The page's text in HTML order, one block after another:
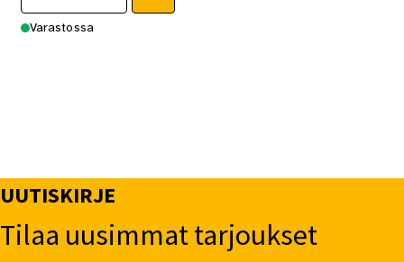
Varastossa
UUTISKIRJE
Tilaa uusimmat tarjoukset